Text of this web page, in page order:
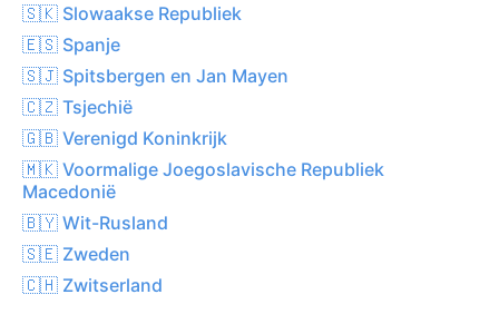
🇸🇰 Slowaakse Republiek
🇪🇸 Spanje
🇸🇯 Spitsbergen en Jan Mayen
🇨🇿 Tsjechië
🇬🇧 Verenigd Koninkrijk
🇲🇰 Voormalige Joegoslavische Republiek
Macedonië
🇧🇾 Wit-Rusland
🇸🇪 Zweden
🇨🇭 Zwitserland